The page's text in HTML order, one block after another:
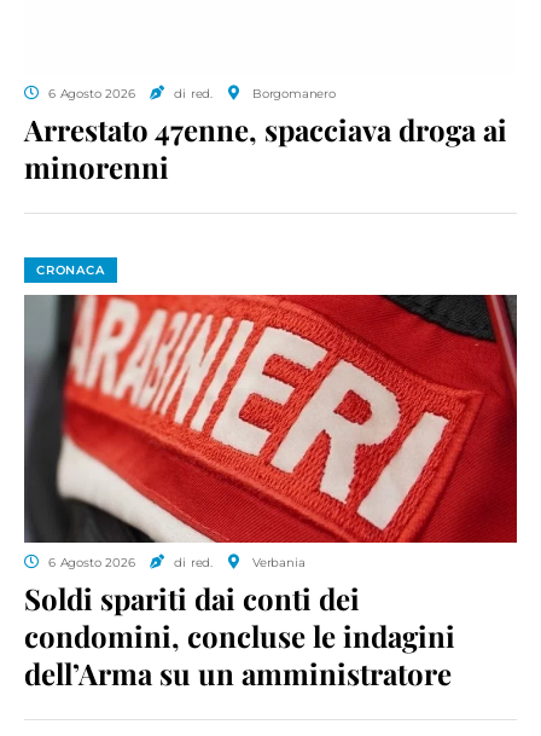
6 Agosto 2026 di red. Borgomanero
Arrestato 47enne, spacciava droga ai
minorenni
CRONACA
6 Agosto 2026 di red. Verbania
Soldi spariti dai conti dei
condomini, concluse le indagini
dell’Arma su un amministratore